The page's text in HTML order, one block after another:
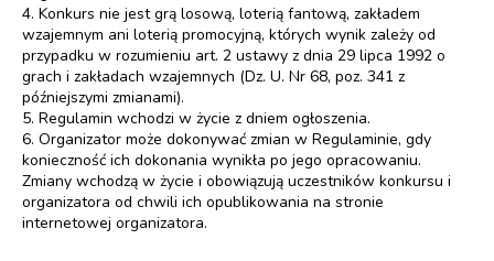
4. Konkurs nie jest grą losową, loterią fantową, zakładem
wzajemnym ani loterią promocyjną, których wynik zależy od
przypadku w rozumieniu art. 2 ustawy z dnia 29 lipca 1992 o
grach i zakładach wzajemnych (Dz. U. Nr 68, poz. 341 z
późniejszymi zmianami).
5. Regulamin wchodzi w życie z dniem ogłoszenia.
6. Organizator może dokonywać zmian w Regulaminie, gdy
konieczność ich dokonania wynikła po jego opracowaniu.
Zmiany wchodzą w życie i obowiązują uczestników konkursu i
organizatora od chwili ich opublikowania na stronie
internetowej organizatora.